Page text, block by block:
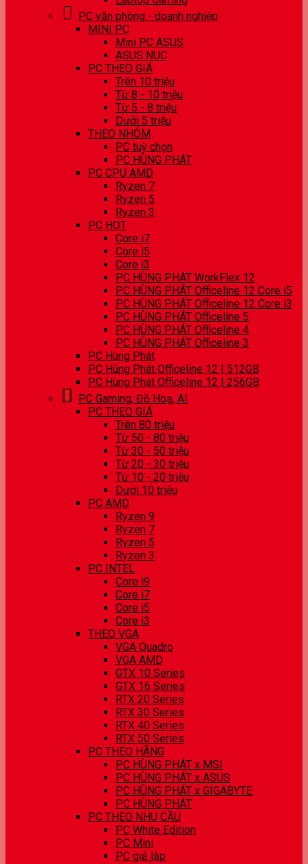
PC văn phòng - doanh nghiệp
MINI PC
Mini PC ASUS
ASUS NUC
PC THEO GIÁ
Trên 10 triệu
Từ 8 - 10 triệu
Từ 5 - 8 triệu
Dưới 5 triệu
THEO NHÓM
PC tuỳ chọn
PC HÙNG PHÁT
PC CPU AMD
Ryzen 7
Ryzen 5
Ryzen 3
PC HOT
Core i7
Core i5
Core i3
PC HÙNG PHÁT WorkFlex 12
PC HÙNG PHÁT Officeline 12 Core i5
PC HÙNG PHÁT Officeline 12 Core i3
PC HÙNG PHÁT Officeline 5
PC HÙNG PHÁT Officeline 4
PC HÙNG PHÁT Officeline 3
PC Hùng Phát
PC Hùng Phát Officeline 12 | 512GB
PC Hùng Phát Officeline 12 | 256GB
PC Gaming, Đồ Hoạ, AI
PC THEO GIÁ
Trên 80 triệu
Từ 50 - 80 triệu
Từ 30 - 50 triệu
Từ 20 - 30 triệu
Từ 10 - 20 triệu
Dưới 10 triệu
PC AMD
Ryzen 9
Ryzen 7
Ryzen 5
Ryzen 3
PC INTEL
Core i9
Core i7
Core i5
Core i3
THEO VGA
VGA Quadro
VGA AMD
GTX 10 Series
GTX 16 Series
RTX 20 Series
RTX 30 Series
RTX 40 Series
RTX 50 Series
PC THEO HÃNG
PC HÙNG PHÁT x MSI
PC HÙNG PHÁT x ASUS
PC HÙNG PHÁT x GIGABYTE
PC HÙNG PHÁT
PC THEO NHU CẦU
PC White Edition
PC Mini
PC giả lập